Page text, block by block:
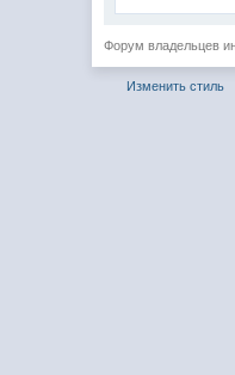
Форум владельцев
Изменить стиль